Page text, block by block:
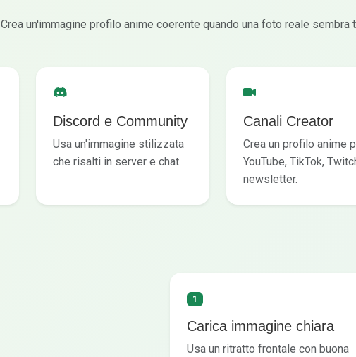
Crea un'immagine profilo anime coerente quando una foto reale sembra
Discord e Community
Usa un'immagine stilizzata
che risalti in server e chat.
Canali Creator
Crea un profilo anime
YouTube, TikTok,
newsletter.
1
Carica immagine chiara
Usa un ritratto frontale con buona